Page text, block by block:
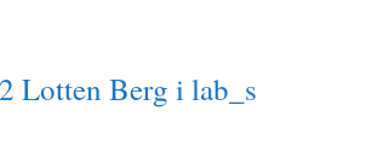
Lotten Berg i lab_s